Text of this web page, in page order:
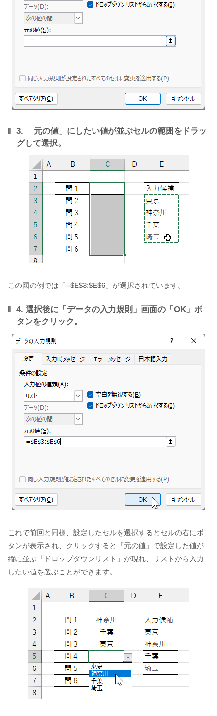
3. 「元の値」にしたい値が並ぶセルの範囲をドラッ
グして選択。
この図の例では「=$E$3:$E$6」が選択されています。
4. 選択後に「データの入力規則」画面の「OK」ボ
タンをクリック。
これで前回と同様、設定したセルを選択するとセルの右にボ
タンが表示され、クリックすると「元の値」で設定した値が
縦に並ぶ「ドロップダウンリスト」が現れ、リストから入力
したい値を選ぶことができます。